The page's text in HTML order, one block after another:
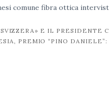
comune fibra ottica
E IL PRESIDENTE
PREMIO “PINO